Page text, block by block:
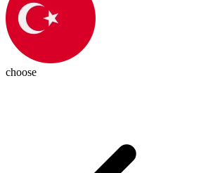
choose